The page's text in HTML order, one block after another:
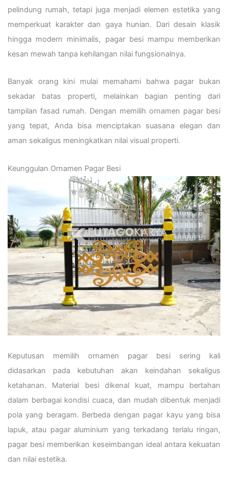
pelindung rumah, tetapi juga menjadi elemen estetika yang
memperkuat karakter dan gaya hunian. Dari desain klasik
hingga modern minimalis, pagar besi mampu memberikan
kesan mewah tanpa kehilangan nilai fungsionalnya.
Banyak orang kini mulai memahami bahwa pagar bukan
sekadar batas properti, melainkan bagian penting dari
tampilan fasad rumah. Dengan memilih ornamen pagar besi
yang tepat, Anda bisa menciptakan suasana elegan dan
aman sekaligus meningkatkan nilai visual properti.
Keunggulan Ornamen Pagar Besi
Keputusan memilih ornamen pagar besi sering kali
didasarkan pada kebutuhan akan keindahan sekaligus
ketahanan. Material besi dikenal kuat, mampu bertahan
dalam berbagai kondisi cuaca, dan mudah dibentuk menjadi
pola yang beragam. Berbeda dengan pagar kayu yang bisa
lapuk, atau pagar aluminium yang terkadang terlalu ringan,
pagar besi memberikan keseimbangan ideal antara kekuatan
dan nilai estetika.